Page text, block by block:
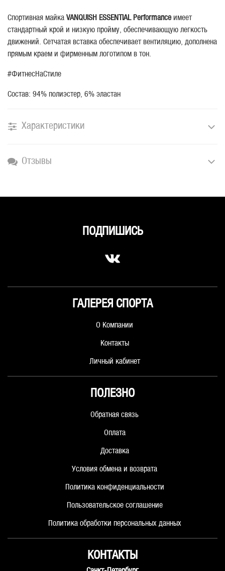
Спортивная майка VANQUISH ESSENTIAL Performanceимеет
стандартный крой и низкую пройму, обеспечивающую легкость
движений. Сетчатая вставка обеспечивает вентиляцию, дополнена
прямым краем и фирменным логотипом в тон.
#ФитнесНаСтиле
Состав: 94% полиэстер, 6% эластан
Характеристики
Отзывы
ГАЛЕРЕЯ СПОРТА
О Компании
Контакты
Личный кабинет
ПОЛЕЗНО
Обратная связь
Оплата
Доставка
Условия обмена и возврата
Политика конфиденциальности
Пользовательское соглашение
Политика обработки персональных данных
КОНТАКТЫ
ПОДПИШИСЬ